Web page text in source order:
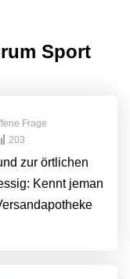
Sport
Frage
203
zur örtlichen
Kennt jeman